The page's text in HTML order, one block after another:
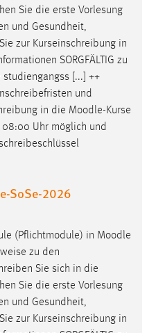
Sie die erste Vorlesung
und Gesundheit,
zur Kurseinschreibung in
SORGFÄLTIG zu
[...] ++
und
in die Moodle-Kurse
Uhr möglich und
SoSe-2026
(Pflichtmodule) in Moodle
zu den
Sie sich in die
Sie die erste Vorlesung
und Gesundheit,
zur Kurseinschreibung in
wird in diesem Cookie
ist.
mibew_locale, mibew-